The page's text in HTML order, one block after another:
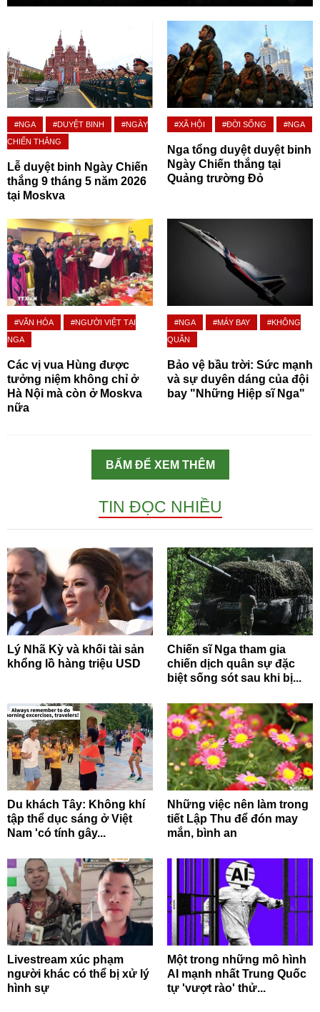
#NGA #DUYỆT BINH
#NGÀY
CHIẾN THẮNG
Lễ duyệt binh Ngày Chiến
thắng 9 tháng 5 năm 2026
tại Moskva
#XÃ HỘI #ĐỜI SỐNG #NGA
Nga tổng duyệt duyệt binh
Ngày Chiến thắng tại
Quảng trường Đỏ
#VĂN HÓA
#NGƯỜI VIỆT TẠI
NGA
Các vị vua Hùng được
tưởng niệm không chỉ ở
Hà Nội mà còn ở Moskva
nữa
#NGA #MÁY BAY
#KHÔNG
QUÂN
Bảo vệ bầu trời: Sức mạnh
và sự duyên dáng của đội
bay "Những Hiệp sĩ Nga"
BẤM ĐỂ XEM THÊM
TIN ĐỌC NHIỀU
Lý Nhã Kỳ và khối tài sản
khổng lồ hàng triệu USD
Chiến sĩ Nga tham gia
chiến dịch quân sự đặc
biệt sống sót sau khi bị...
Du khách Tây: Không khí
tập thể dục sáng ở Việt
Nam 'có tính gây...
Những việc nên làm trong
tiết Lập Thu để đón may
mắn, bình an
Livestream xúc phạm
người khác có thể bị xử lý
hình sự
Một trong những mô hình
AI mạnh nhất Trung Quốc
tự 'vượt rào' thử...